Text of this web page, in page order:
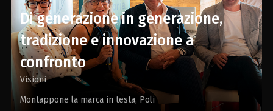
Di generazione in generazione,
tradizione e innovazione a
confronto
Visioni
Montappone la marca in testa Poli